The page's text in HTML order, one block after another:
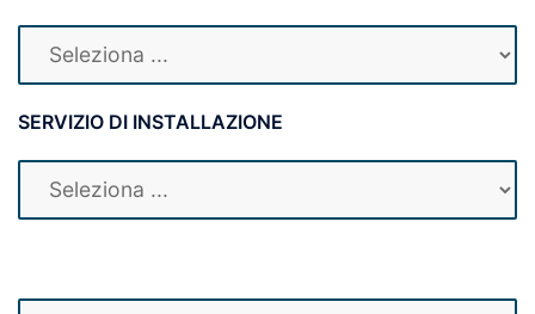
SERVIZIO DI INSTALLAZIONE